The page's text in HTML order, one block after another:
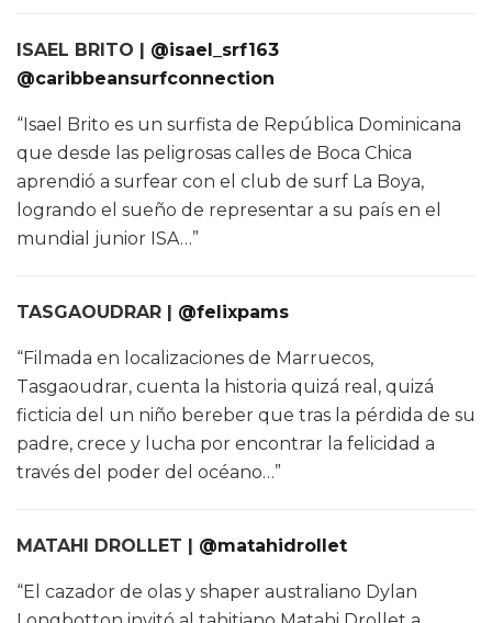
ISAEL BRITO | @isael_srf163
@caribbeansurfconnection
“Isael Brito es un surfista de República Dominicana
que desde las peligrosas calles de Boca Chica
aprendió a surfear con el club de surf La Boya,
logrando el sueño de representar a su país en el
mundial junior ISA…”
TASGAOUDRAR | @felixpams
“Filmada en localizaciones de Marruecos,
Tasgaoudrar, cuenta la historia quizá real, quizá
ficticia del un niño bereber que tras la pérdida de su
padre, crece y lucha por encontrar la felicidad a
través del poder del océano…”
MATAHI DROLLET | @matahidrollet
“El cazador de olas y shaper australiano Dylan